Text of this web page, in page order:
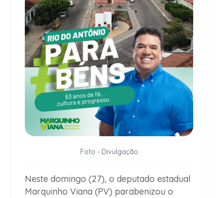
Foto - Divulgação
Neste domingo (27), o deputado estadual
Marquinho Viana (PV) parabenizou o